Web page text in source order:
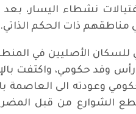
نشطاء اليسار،
مناطقهم ذات الحكم
عن المجلس الإقليمي للسكان
رأس وفد حكومي،
وعودته الى العاصمة
الشوارع من قبل